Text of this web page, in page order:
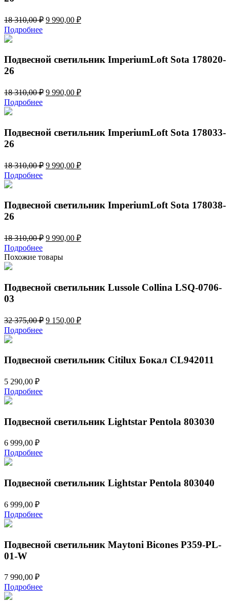
18 310,00₽ Первоначальная
310,00 ₽.
9 990,00 ₽Текущая
Подробнее
Подвесной светильник ImperiumLoft Sota 178020-
26
18 310,00₽ Первоначальная
310,00 ₽.
9 990,00 ₽Текущая
Подробнее
Подвесной светильник ImperiumLoft Sota 178033-
26
18 310,00₽ Первоначальная
310,00 ₽.
9 990,00 ₽Текущая
Подробнее
Подвесной светильник ImperiumLoft Sota 178038-
26
18 310,00₽ Первоначальная
составляла
9 990,00 ₽Текущая
Подробнее
Похожие товары
Подвесной светильник Lussole Collina LSQ-0706-
03
32 375,00₽ Первоначальная
375,00 ₽.
9 150,00 ₽Текущая
Подробнее
Подвесной светильник Citilux Бокал CL942011
5 290,00 ₽
Подробнее
Подвесной светильник Lightstar Pentola 803030
6 999,00 ₽
Подробнее
Подвесной светильник Lightstar Pentola 803040
6 999,00 ₽
Подробнее
Подвесной светильник Maytoni Bicones P359-PL-
01-W
7 990,00 ₽
Подробнее